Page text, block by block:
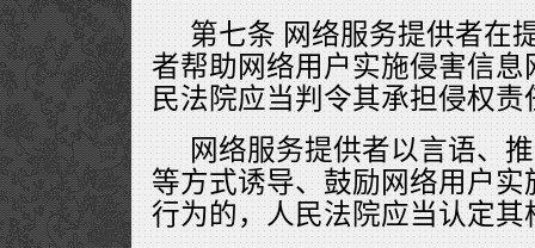
第七条 网络服务提供者在
者帮助网络用户实施侵害信
民法院应当判令其承担侵权责
网络服务提供者以言语、
等方式诱导、鼓励网络用户
行为的，人民法院应当认定